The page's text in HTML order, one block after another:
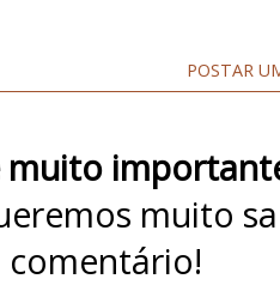
POSTAR
muito
muito
comentário!